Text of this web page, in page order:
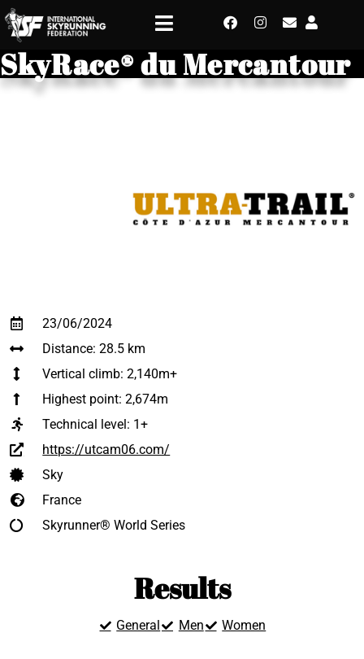
SkyRace® du Mercantour
23/06/2024
Distance: 28.5 km
Vertical climb: 2,140m+
Highest point: 2,674m
Technical level: 1+
https://utcam06.com/
Sky
France
Skyrunner® World Series
Results
General Men Women